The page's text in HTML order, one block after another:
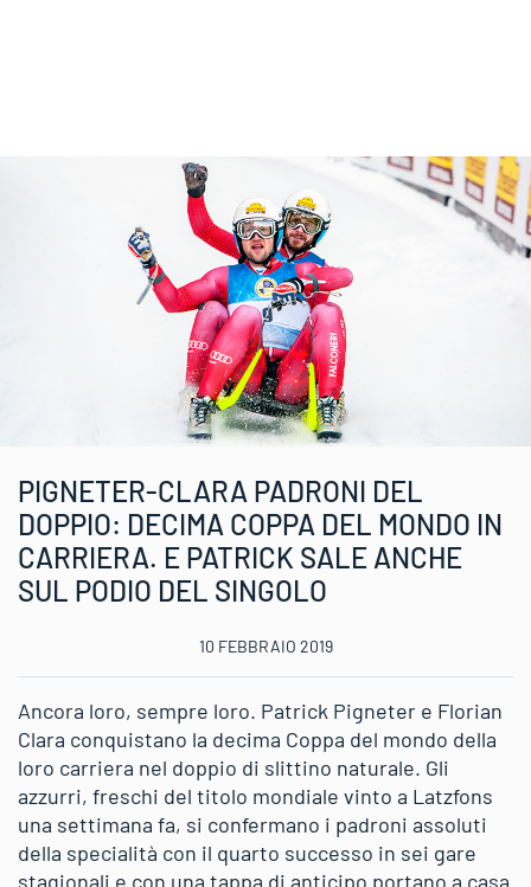
PIGNETER-CLARA PADRONI DEL
DOPPIO: DECIMA COPPA DEL MONDO IN
CARRIERA. E PATRICK SALE ANCHE
SUL PODIO DEL SINGOLO
10 FEBBRAIO 2019
Ancora loro, sempre loro. Patrick Pigneter e Florian
Clara conquistano la decima Coppa del mondo della
loro carriera nel doppio di slittino naturale. Gli
azzurri, freschi del titolo mondiale vinto a Latzfons
una settimana fa, si confermano i padroni assoluti
della specialità con il quarto successo in sei gare
stagionali e con una tappa di anticipo portano a casa